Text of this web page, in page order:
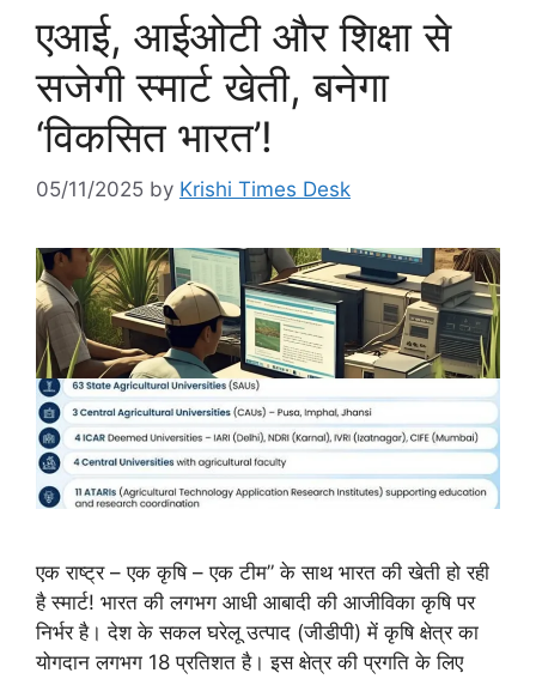
एआई, आईओटी और शिक्षा से
सजेगी स्मार्ट खेती, बनेगा
‘विकसित भारत’!
05/11/2025 by Krishi Times Desk
एक राष्ट्र – एक कृषि – एक टीम” के साथ भारत की खेती हो रही
है स्मार्ट! भारत की लगभग आधी आबादी की आजीविका कृषि पर
निर्भर है। देश के सकल घरेलू उत्पाद (जीडीपी) में कृषि क्षेत्र का
योगदान लगभग 18 प्रतिशत है। इस क्षेत्र की प्रगति के लिए